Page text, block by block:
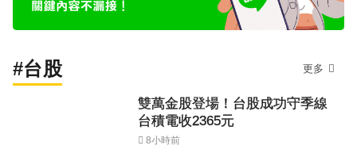
#台股 更多
雙萬金股登場！台股成功守季線
台積電收2365元
8小時前